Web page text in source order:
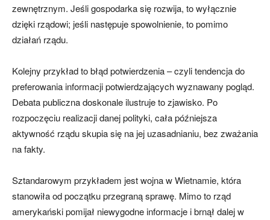
zewnętrznym. Jeśli gospodarka się rozwija, to wyłącznie
dzięki rządowi; jeśli następuje spowolnienie, to pomimo
działań rządu.
Kolejny przykład to błąd potwierdzenia – czyli tendencja do
preferowania informacji potwierdzających wyznawany pogląd.
Debata publiczna doskonale ilustruje to zjawisko. Po
rozpoczęciu realizacji danej polityki, cała późniejsza
aktywność rządu skupia się na jej uzasadnianiu, bez zważania
na fakty.
Sztandarowym przykładem jest wojna w Wietnamie, która
stanowiła od początku przegraną sprawę. Mimo to rząd
amerykański pomijał niewygodne informacje i brnął dalej w